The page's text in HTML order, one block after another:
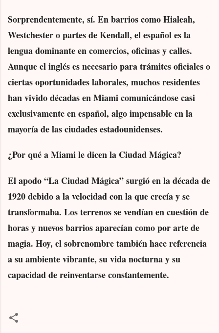
Sorprendentemente, sí. En barrios como Hialeah,
Westchester o partes de Kendall, el español es la
lengua dominante en comercios, oficinas y calles.
Aunque el inglés es necesario para trámites oficiales o
ciertas oportunidades laborales, muchos residentes
han vivido décadas en Miami comunicándose casi
exclusivamente en español, algo impensable en la
mayoría de las ciudades estadounidenses.
¿Por qué a Miami le dicen la Ciudad Mágica?
El apodo “La Ciudad Mágica” surgió en la década de
1920 debido a la velocidad con la que crecía y se
transformaba. Los terrenos se vendían en cuestión de
horas y nuevos barrios aparecían como por arte de
magia. Hoy, el sobrenombre también hace referencia
a su ambiente vibrante, su vida nocturna y su
capacidad de reinventarse constantemente.